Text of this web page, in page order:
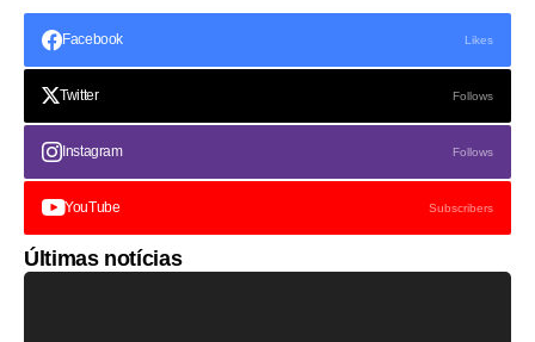
Facebook Likes
Twitter Follows
Instagram Follows
YouTube Subscribers
Últimas notícias